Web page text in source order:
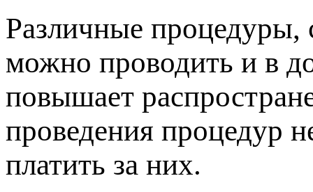
Различные процедуры,
можно проводить и в
повышает
проведения процедур
платить за них.